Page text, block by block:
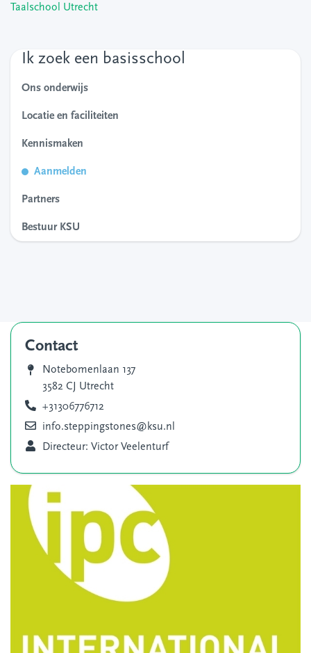
Taalschool Utrecht
Ik zoek een basisschool
Ons onderwijs
Locatie en faciliteiten
Kennismaken
Aanmelden
Partners
Bestuur KSU
Contact
Notebomenlaan 137
3582 CJ Utrecht
+31306776712
info.steppingstones@ksu.nl
Directeur: Victor Veelenturf